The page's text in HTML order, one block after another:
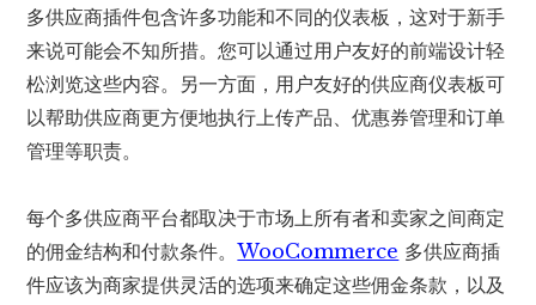
多供应商插件包含许多功能和不同的仪表板，这对于新手
来说可能会不知所措。您可以通过用户友好的前端设计轻
松浏览这些内容。另一方面，用户友好的供应商仪表板可
以帮助供应商更方便地执行上传产品、优惠券管理和订单
管理等职责。
每个多供应商平台都取决于市场上所有者和卖家之间商定
的佣金结构和付款条件。WooCommerce 多供应商插
件应该为商家提供灵活的选项来确定这些佣金条款，以及